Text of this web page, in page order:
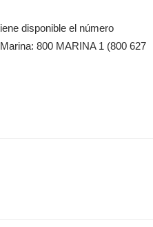
disponible el número
800 MARINA 1 (800 627